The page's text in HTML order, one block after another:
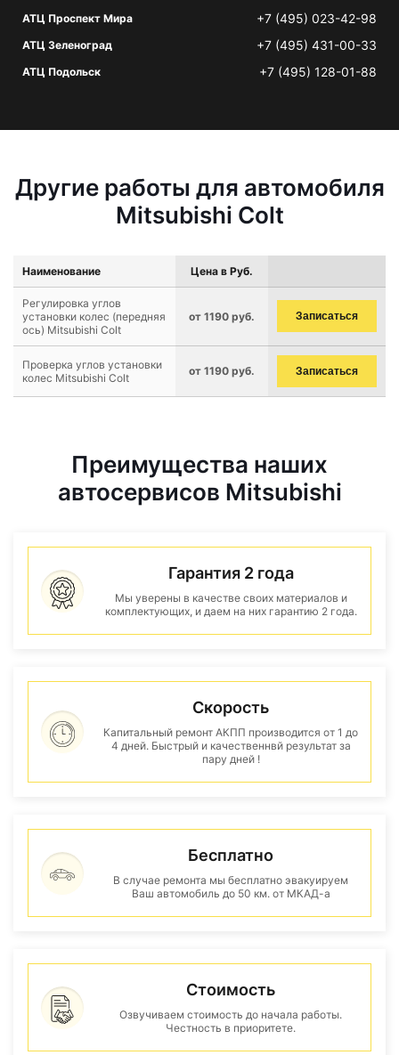
АТЦ Проспект Мира +7 (495) 023-42-98
АТЦ Зеленоград +7 (495) 431-00-33
АТЦ Подольск +7 (495) 128-01-88
Другие работы для автомобиля
Mitsubishi Colt
Наименование Цена в Руб.
Регулировка углов
установки колес (передняя
ось) Mitsubishi Colt
от 1190 руб. Записаться
Проверка углов установки
колес Mitsubishi Colt
от 1190 руб. Записаться
Преимущества наших
автосервисов Mitsubishi
Гарантия 2 года
Мы уверены в качестве своих материалов и
комплектующих, и даем на них гарантию 2 года.
Скорость
Капитальный ремонт АКПП производится от 1 до
4 дней. Быстрый и качественнвй результат за
пару дней !
Бесплатно
В случае ремонта мы бесплатно эвакуируем
Ваш автомобиль до 50 км. от МКАД-а
Стоимость
Озвучиваем стоимость до начала работы.
Честность в приоритете.